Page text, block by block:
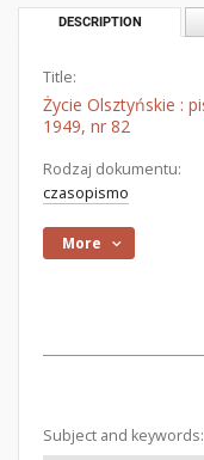
DESCRIPTION
Title:
Życie Olsztyńskie :
1949, nr 82
Rodzaj dokumentu:
czasopismo
More
Subject and keywords: